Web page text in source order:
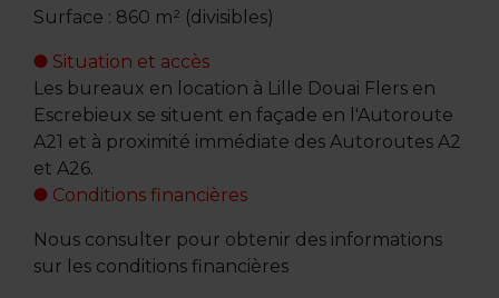
Surface : 860 m² (divisibles)
Situation et accès
Les bureaux en location à Lille Douai Flers en
Escrebieux se situent en façade en l'Autoroute
A21 et à proximité immédiate des Autoroutes A2
et A26.
Conditions financières
Nous consulter pour obtenir des informations
sur les conditions financières